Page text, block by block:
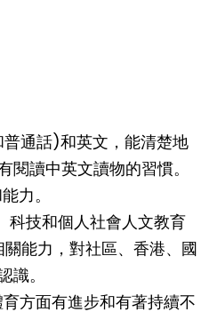
普通話)和英文，能清楚地
讀中英文讀物的習慣。
力。
科技和個人社會人文教育
能力，對社區、香港、國
。
方面有進步和有著持續不